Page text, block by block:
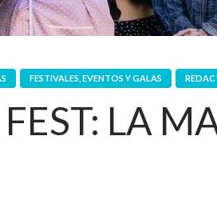
FESTIVALES, EVENTOS Y GALAS
LA